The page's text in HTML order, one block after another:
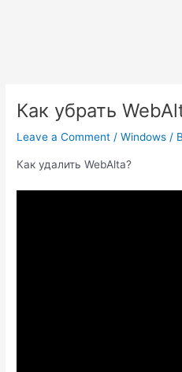
Как убрать
Leave a Comment /Windows /
Как удалить WebAlta?